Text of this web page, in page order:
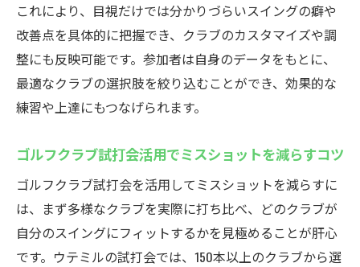
これにより、目視だけでは分かりづらいスイングの癖や
改善点を具体的に把握でき、クラブのカスタマイズや調
整にも反映可能です。参加者は自身のデータをもとに、
最適なクラブの選択肢を絞り込むことができ、効果的な
練習や上達にもつなげられます。
ゴルフクラブ試打会活用でミスショットを減らすコツ
ゴルフクラブ試打会を活用してミスショットを減らすに
は、まず多様なクラブを実際に打ち比べ、どのクラブが
自分のスイングにフィットするかを見極めることが肝心
です。ウテミルの試打会では、150本以上のクラブから選